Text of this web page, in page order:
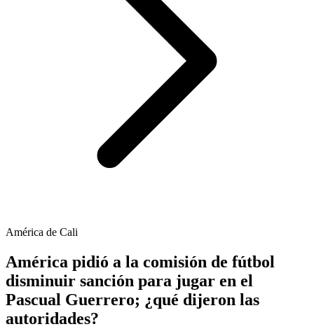
América de Cali
América pidió a la comisión de fútbol
disminuir sanción para jugar en el
Pascual Guerrero; ¿qué dijeron las
autoridades?